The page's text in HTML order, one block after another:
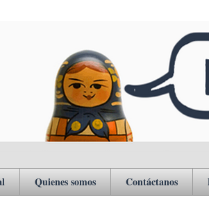
Quienes somos Contáctanos